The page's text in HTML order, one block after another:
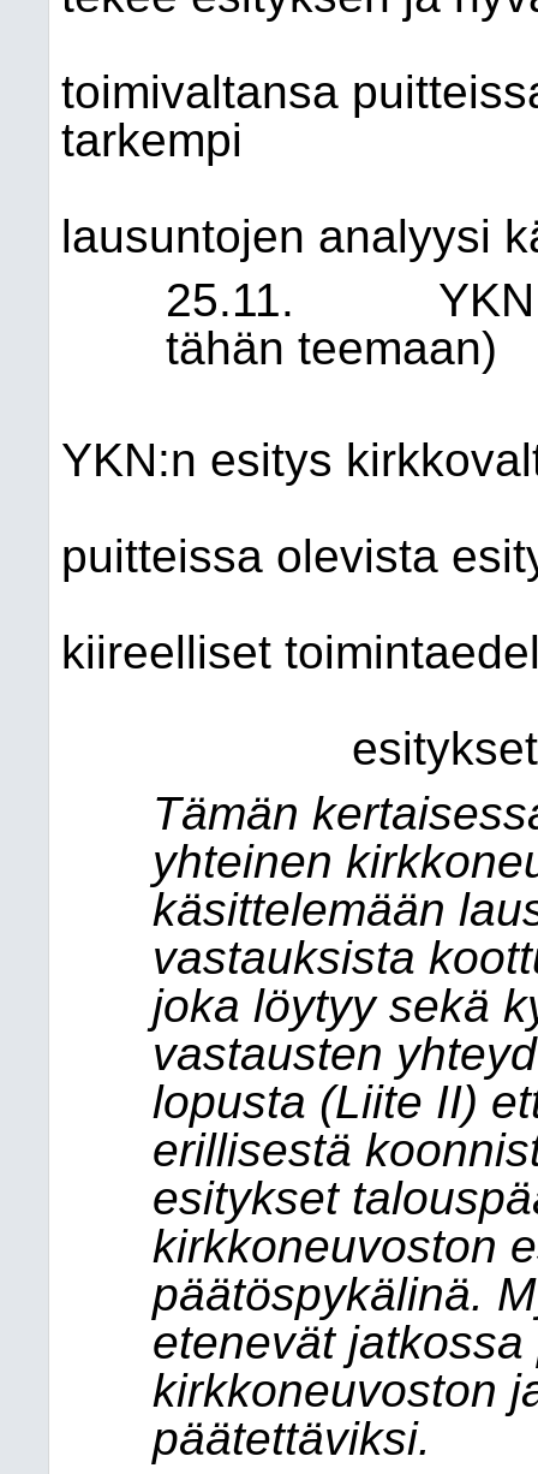
toimivaltansa
tarkempi
lausuntojen analyysi
25.11. YKN:n
tähän teemaan)
YKN:n esitys
puitteissa olevista
kiireelliset
Tämän
yhteinen
käsittelemään
vastauksista
joka löytyy sekä
vastausten
lopusta (Liite II)
erillisestä
esitykset
kirkkoneuvoston
päätöspykälinä.
etenevät
kirkkoneuvoston
päätettäviksi.